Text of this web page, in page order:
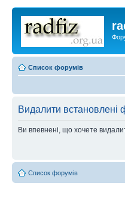
Список форумів
Видалити
Ви впевнені, що хочете
Список форумів